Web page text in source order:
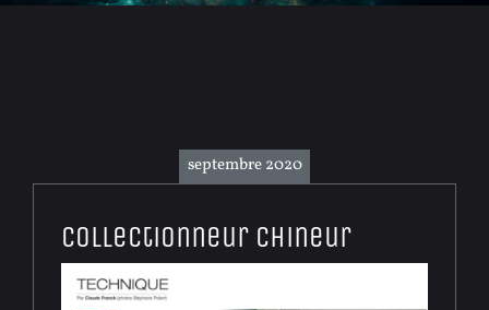
septembre 2020
Collectionneur Chineur